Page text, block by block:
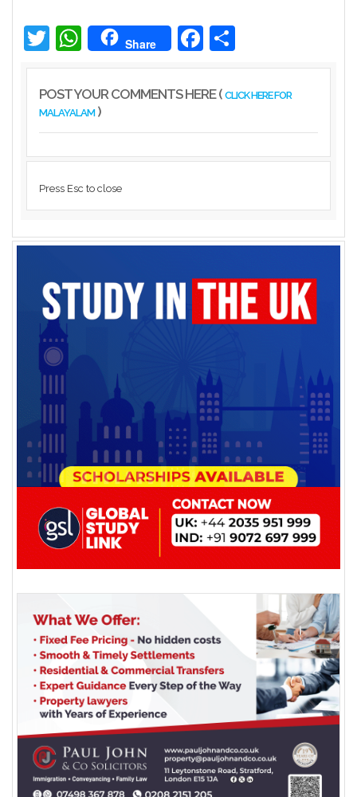
Kerala
Twitter WhatsAppShare Facebook
POST YOUR COMMENTS HERE ( CLICK HERE FOR
MALAYALAM)
Press Esc to close